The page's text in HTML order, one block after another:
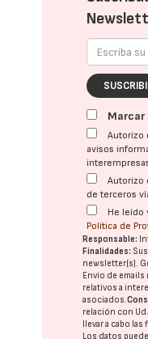
Autorizo
avisos
Autorizo
de terceros
He leído
Política de
Responsable:
Finalidades:
newsletter(s).
Envío de
relativos a
asociados.
relación con
llevar a cabo
Los datos